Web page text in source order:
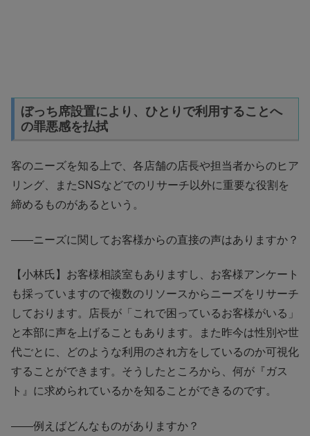
ぼっち席設置により、ひとりで利用することへ
の罪悪感を払拭
客のニーズを知る上で、各店舗の店長や担当者からのヒア
リング、またSNSなどでのリサーチ以外に重要な役割を
締めるものがあるという。
――ニーズに関してお客様からの直接の声はありますか？
【小林氏】お客様相談室もありますし、お客様アンケート
も採っていますので複数のリソースからニーズをリサーチ
しております。店長が「これで困っているお客様がいる」
と本部に声を上げることもあります。また昨今は性別や世
代ごとに、どのような利用のされ方をしているのか可視化
することができます。そうしたところから、何が『ガス
ト』に求められているかを知ることができるのです。
――例えばどんなものがありますか？